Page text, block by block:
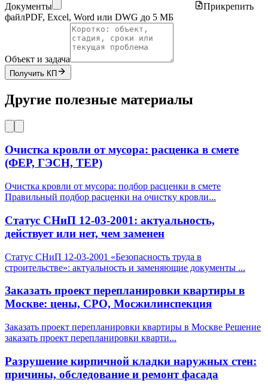
Документы
Прикрепить
файлPDF, Excel, Word или DWG до 5 МБ
Объект и задача
Получить КП
Другие полезные материалы
Очистка кровли от мусора: расценка в смете
(ФЕР, ГЭСН, ТЕР)
Очистка кровли от мусора: подбор расценки в смете
Правильный подбор расценки на очистку кровли...
Статус СНиП 12-03-2001: актуальность,
действует или нет, чем заменен
Статус СНиП 12-03-2001 «Безопасность труда в
строительстве»: актуальность и заменяющие документы ...
Заказать проект перепланировки квартиры в
Москве: цены, СРО, Мосжилинспекция
Заказать проект перепланировки квартиры в Москве Решение
заказать проект перепланировки кварти...
Разрушение кирпичной кладки наружных стен:
причины, обследование и ремонт фасада